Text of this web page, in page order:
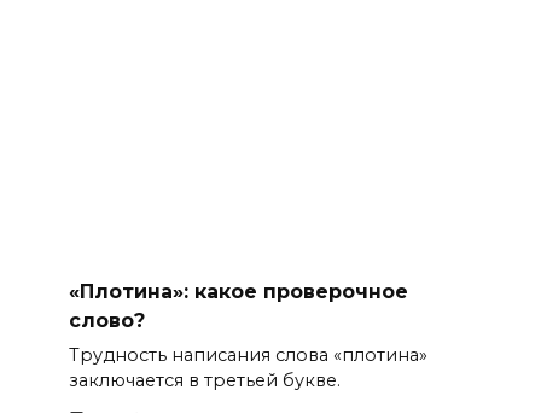
«Плотина»: какое проверочное
слово?
Трудность написания слова «плотина»
заключается в третьей букве.